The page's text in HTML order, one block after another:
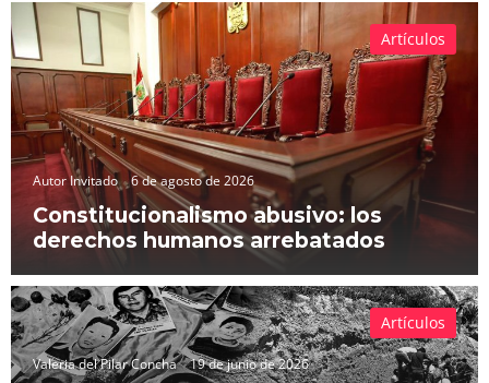
Autor Invitado 6 de agosto de 2026
Constitucionalismo abusivo: los
derechos humanos arrebatados
Artículos
Valeria del Pilar Concha 19 de junio de 2026
Artículos